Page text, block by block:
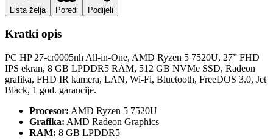
Lista želja Poredi Podijeli
Kratki opis
PC HP 27-cr0005nh All-in-One, AMD Ryzen 5 7520U, 27” FHD
IPS ekran, 8 GB LPDDR5 RAM, 512 GB NVMe SSD, Radeon
grafika, FHD IR kamera, LAN, Wi-Fi, Bluetooth, FreeDOS 3.0, Jet
Black, 1 god. garancije.
Procesor: AMD Ryzen 5 7520U
Grafika: AMD Radeon Graphics
RAM: 8 GB LPDDR5